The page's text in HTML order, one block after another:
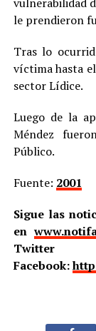
le prendieron
Tras lo
víctima hasta
sector Lídice.
Luego de la
Méndez
Público.
Fuente: 2001
Sigue las
en
Facebook: